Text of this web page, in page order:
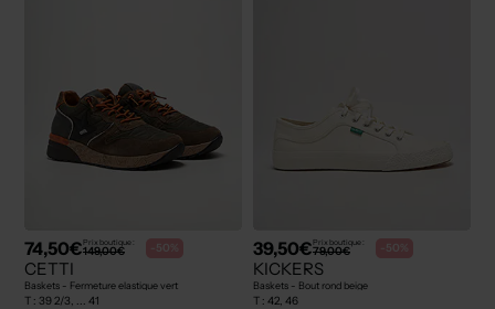
74,50€Prix boutique :
149,00€ -50%
CETTI
Baskets - Fermeture elastique vert
T : 39 2/3, ... 41
39,50€Prix boutique :
79,00€ -50%
KICKERS
Baskets - Bout rond beige
T : 42, 46